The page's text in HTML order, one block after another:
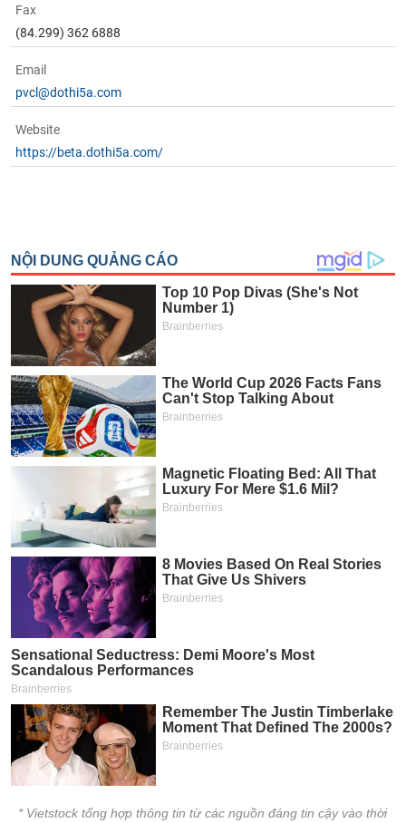
Fax
(84.299) 362 6888
Email
pvcl@dothi5a.com
Website
https://beta.dothi5a.com/
* Vietstock tổng hợp thông tin từ các nguồn đáng tin cậy vào thời